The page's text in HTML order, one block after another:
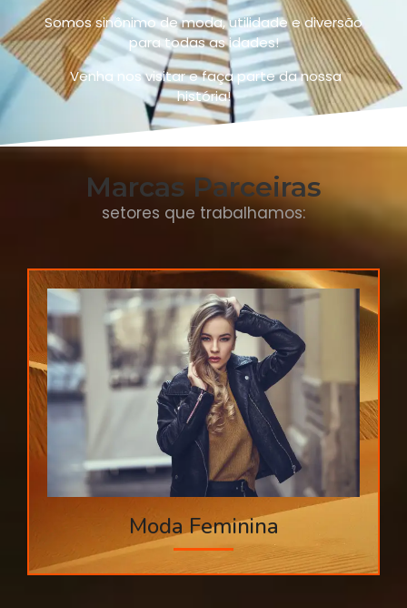
Somos sinônimo demoda, utilidade e diversão
para todas as idades!
Venha nos visitar e faça parte da nossa
história!
Marcas Parceiras
setores que trabalhamos:
Moda Feminina